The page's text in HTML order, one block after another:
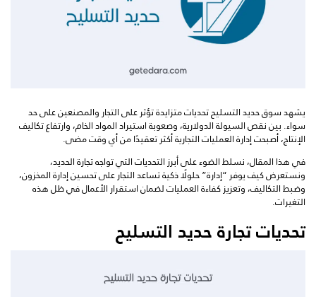
يشهد سوق حديد التسليح تحديات متزايدة تؤثر على التجار والمصنعين على حد
سواء. بين نقص السيولة الدولارية، وصعوبة استيراد المواد الخام، وارتفاع تكاليف
الإنتاج، أصبحت إدارة العمليات التجارية أكثر تعقيدًا من أي وقت مضى.
في هذا المقال، نسلط الضوء على أبرز التحديات التي تواجه تجارة الحديد،
ونستعرض كيف يوفر “إدارة” حلولًا ذكية تساعد التجار على تحسين إدارة المخزون،
وضبط التكاليف، وتعزيز كفاءة العمليات لضمان استقرار الأعمال في ظل هذه
التغيرات.
تحديات تجارة حديد التسليح